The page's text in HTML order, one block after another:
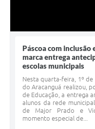
Páscoa com inclusão
marca entrega
escolas municipais
Nesta quarta-feira, 1º
do Aracanguá realizou,
de Educação, a entrega
alunos da rede
de Major Prado e
momento especial de...